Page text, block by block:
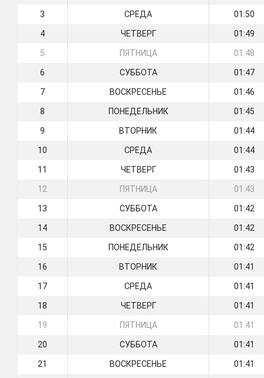
3 СРЕДА 01:50
4 ЧЕТВЕРГ 01:49
5 ПЯТНИЦА 01:48
6 СУББОТА 01:47
7 ВОСКРЕСЕНЬЕ 01:46
8 ПОНЕДЕЛЬНИК 01:45
9 ВТОРНИК 01:44
10 СРЕДА 01:44
11 ЧЕТВЕРГ 01:43
12 ПЯТНИЦА 01:43
13 СУББОТА 01:42
14 ВОСКРЕСЕНЬЕ 01:42
15 ПОНЕДЕЛЬНИК 01:42
16 ВТОРНИК 01:41
17 СРЕДА 01:41
18 ЧЕТВЕРГ 01:41
19 ПЯТНИЦА 01:41
20 СУББОТА 01:41
21 ВОСКРЕСЕНЬЕ 01:41